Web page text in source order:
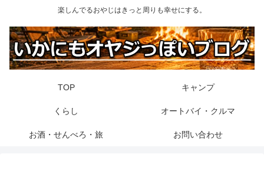
楽しんでるおやじはきっと周りも幸せにする。
TOP キャンプ
くらし オートバイ・クルマ
お酒・せんべろ・旅 お問い合わせ